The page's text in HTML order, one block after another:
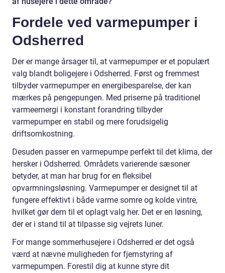
Fordele ved varmepumper i
Odsherred
Der er mange årsager til, at varmepumper er et populært
valg blandt boligejere i Odsherred. Først og fremmest
tilbyder varmepumper en energibesparelse, der kan
mærkes på pengepungen. Med priserne på traditionel
varmeernergi i konstant forandring tilbyder
varmepumper en stabil og mere forudsigelig
driftsomkostning.
Desuden passer en varmepumpe perfekt til det klima, der
hersker i Odsherred. Områdets varierende sæsoner
betyder, at man har brug for en fleksibel
opvarmningsløsning. Varmepumper er designet til at
fungere effektivt i både varme somre og kolde vintre,
hvilket gør dem til et oplagt valg her. Det er en løsning,
der er i stand til at tilpasse sig vejrets luner.
For mange sommerhusejere i Odsherred er det også
værd at nævne muligheden for fjernstyring af
varmepumpen. Forestil dig at kunne styre dit